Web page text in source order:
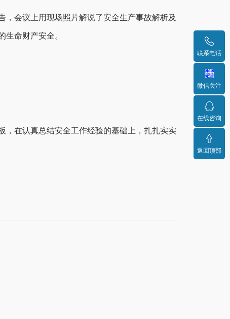
，会议上用现场照片解说了安全生产事故解析及
命财产安全。
，在认真总结安全工作经验的基础上，扎扎实实
联系电话
微信关注
在线咨询
返回顶部